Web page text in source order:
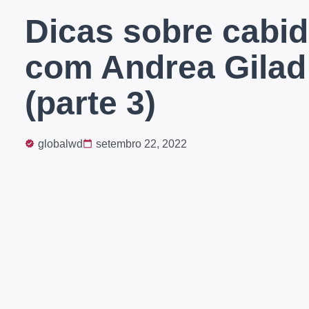
Dicas sobre
com Andrea Gilad
(parte 3)
globalwd setembro 22, 2022